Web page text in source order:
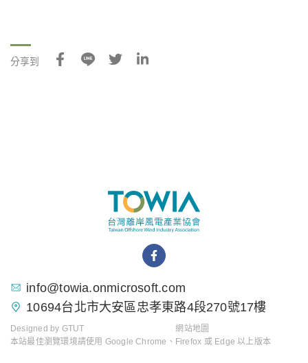
分享到
info@towia.onmicrosoft.com
10694台北市大安區忠孝東路4段270號17樓
Designed by GTUT
網站地圖
本站最佳瀏覽環境請使用 Google Chrome、Firefox 或 Edge 以上版本